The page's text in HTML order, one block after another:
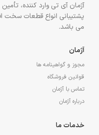
آژمان آی تی وارد کننده،
پشتیبانی انواع قطعات سخت
می باشد.
آژمان
مجوز و گواهینامه ها
قوانین فروشگاه
تماس با آژمان
درباره آژمان
خدمات ما